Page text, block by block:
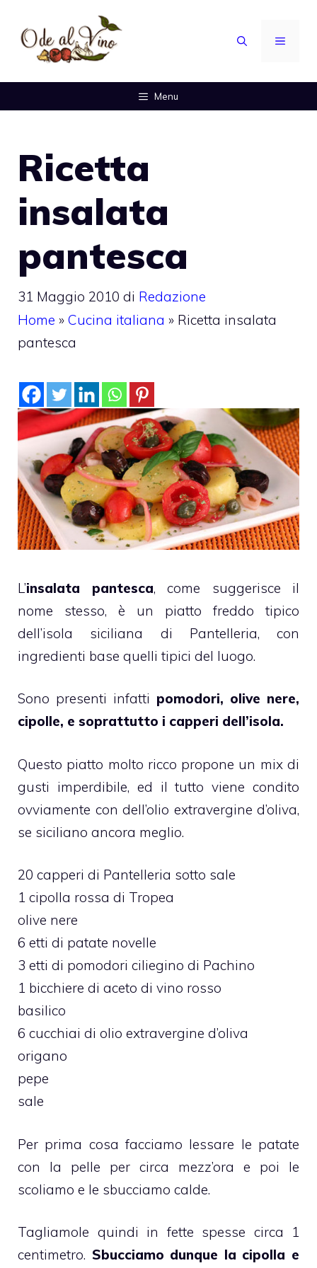
contenuto
MENU
Menu
Ricetta
insalata
pantesca
31 Maggio 2010 di Redazione
Home » Cucina italiana » Ricetta insalata
pantesca
L’insalata pantesca, come suggerisce il
nome stesso, è un piatto freddo tipico
dell’isola siciliana di Pantelleria, con
ingredienti base quelli tipici del luogo.
Sono presenti infatti pomodori, olive nere,
cipolle, e soprattutto i capperi dell’isola.
Questo piatto molto ricco propone un mix di
gusti imperdibile, ed il tutto viene condito
ovviamente con dell’olio extravergine d’oliva,
se siciliano ancora meglio.
20 capperi di Pantelleria sotto sale
1 cipolla rossa di Tropea
olive nere
6 etti di patate novelle
3 etti di pomodori ciliegino di Pachino
1 bicchiere di aceto di vino rosso
basilico
6 cucchiai di olio extravergine d’oliva
origano
pepe
sale
Per prima cosa facciamo lessare le patate
con la pelle per circa mezz’ora e poi le
scoliamo e le sbucciamo calde.
Tagliamole quindi in fette spesse circa 1
centimetro. Sbucciamo dunque la cipolla e